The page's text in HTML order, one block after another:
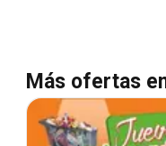
Más ofertas